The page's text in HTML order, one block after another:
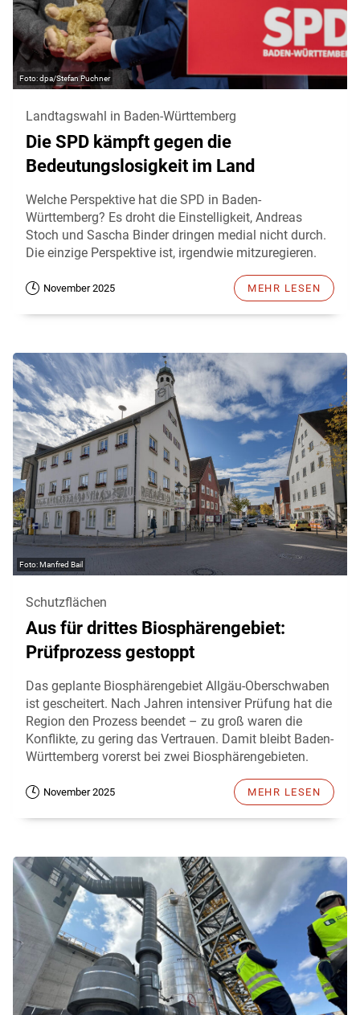
dpa/Stefan Puchner
Landtagswahl in Baden-Württemberg
Die SPD kämpft gegen die
Bedeutungslosigkeit im Land
Welche Perspektive hat die SPD in Baden-
Württemberg? Es droht die Einstelligkeit, Andreas
Stoch und Sascha Binder dringen medial nicht durch.
Die einzige Perspektive ist, irgendwie mitzuregieren.
November 2025 MEHR LESEN
Manfred Bail
Schutzflächen
Aus für drittes Biosphärengebiet:
Prüfprozess gestoppt
Das geplante Biosphärengebiet Allgäu-Oberschwaben
ist gescheitert. Nach Jahren intensiver Prüfung hat die
Region den Prozess beendet – zu groß waren die
Konflikte, zu gering das Vertrauen. Damit bleibt Baden-
Württemberg vorerst bei zwei Biosphärengebieten.
November 2025 MEHR LESEN